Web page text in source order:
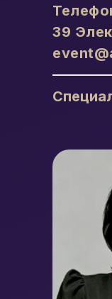
39